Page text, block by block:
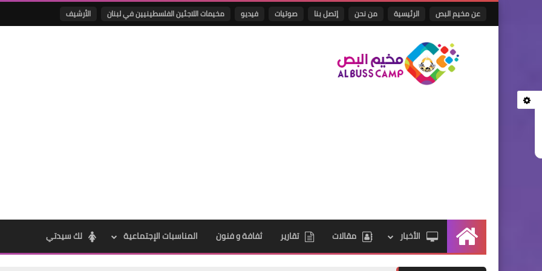
عن مخيم البص الرئيسية من نحن إتصل بنا صوتيات فيديو مخيمات اللاجئين الفلسطينيين في لبنان الأرشيف
الرئيسيةالأخبار مقالات تقارير ثفافة و فنون المناسبات الإجتماعية لك سيدتي